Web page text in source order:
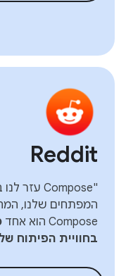
Reddit
"Compose עזר לנו ב
המפתחים שלנו,
Compose הוא אחד
בחוויית הפיתוח